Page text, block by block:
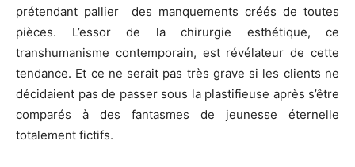
prétendant pallier des manquements créés de toutes
pièces. L’essor de la chirurgie esthétique, ce
transhumanisme contemporain, est révélateur de cette
tendance. Et ce ne serait pas très grave si les clients ne
décidaient pas de passer sous la plastifieuse après s’être
comparés à des fantasmes de jeunesse éternelle
totalement fictifs.